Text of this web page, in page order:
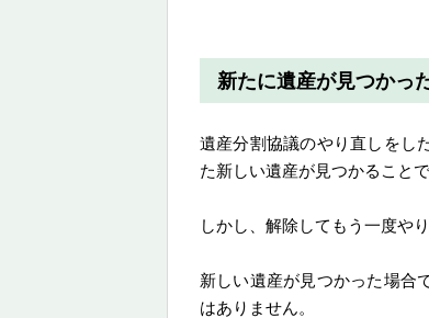
新たに遺産が見つかっ
遺産分割協議のやり直しをし
た新しい遺産が見つかることで
しかし、解除してもう一度や
新しい遺産が見つかった場合
はありません。